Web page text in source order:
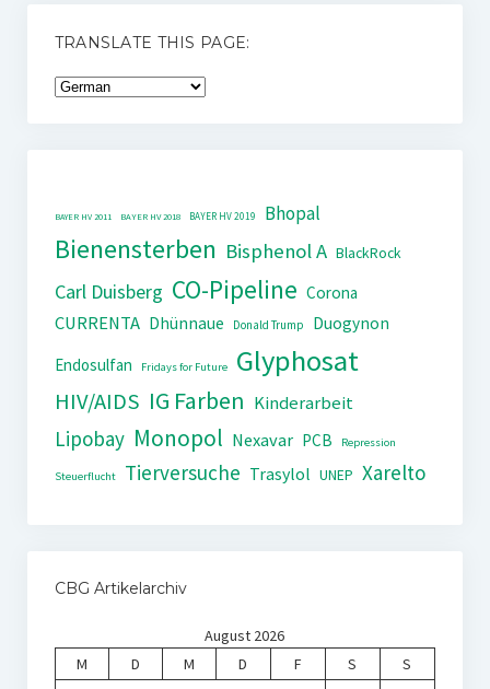
TRANSLATE THIS PAGE:
BAYER HV 2011 BAYER HV 2018 BAYER HV 2019 Bhopal
Bienensterben Bisphenol A BlackRock
Carl Duisberg CO-Pipeline Corona
CURRENTA Dhünnaue Donald Trump
Duogynon
Endosulfan
Fridays for Future Glyphosat
HIV/AIDS IG Farben Kinderarbeit
Lipobay Monopol Nexavar PCB Repression
Steuerflucht Tierversuche Trasylol UNEP Xarelto
CBG Artikelarchiv
August 2026
M
D M D F S
S